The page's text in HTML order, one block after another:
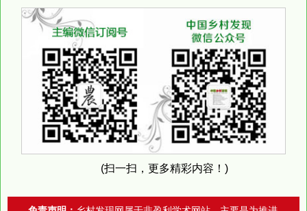
(扫一扫，更多精彩内容！)